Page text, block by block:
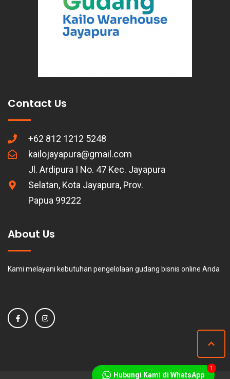
Contact Us
+62 812 1212 5248
kailojayapura@gmail.com
Jl. Ardipura I No. 47 Kec. Jayapura
Selatan, Kota Jayapura, Prov.
Papua 99222
About Us
Kami melayani kebutuhan pengelolaan gudang bisnis online Anda
Hubungi Kami di WhatsApp
1